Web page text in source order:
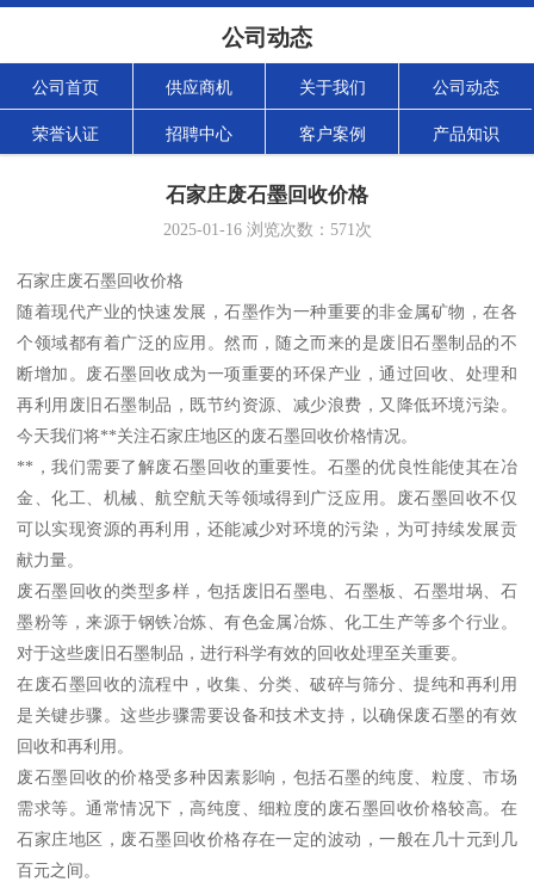
公司动态
公司首页 供应商机 关于我们 公司动态
荣誉认证 招聘中心 客户案例 产品知识
石家庄废石墨回收价格
2025-01-16浏览次数： 571次
石家庄废石墨回收价格
随着现代产业的快速发展，石墨作为一种重要的非金属矿物，在各
个领域都有着广泛的应用。然而，随之而来的是废旧石墨制品的不
断增加。废石墨回收成为一项重要的环保产业，通过回收、处理和
再利用废旧石墨制品，既节约资源、减少浪费，又降低环境污染。
今天我们将**关注石家庄地区的废石墨回收价格情况。
**，我们需要了解废石墨回收的重要性。石墨的优良性能使其在冶
金、化工、机械、航空航天等领域得到广泛应用。废石墨回收不仅
可以实现资源的再利用，还能减少对环境的污染，为可持续发展贡
献力量。
废石墨回收的类型多样，包括废旧石墨电、石墨板、石墨坩埚、石
墨粉等，来源于钢铁冶炼、有色金属冶炼、化工生产等多个行业。
对于这些废旧石墨制品，进行科学有效的回收处理至关重要。
在废石墨回收的流程中，收集、分类、破碎与筛分、提纯和再利用
是关键步骤。这些步骤需要设备和技术支持，以确保废石墨的有效
回收和再利用。
废石墨回收的价格受多种因素影响，包括石墨的纯度、粒度、市场
需求等。通常情况下，高纯度、细粒度的废石墨回收价格较高。在
石家庄地区，废石墨回收价格存在一定的波动，一般在几十元到几
百元之间。